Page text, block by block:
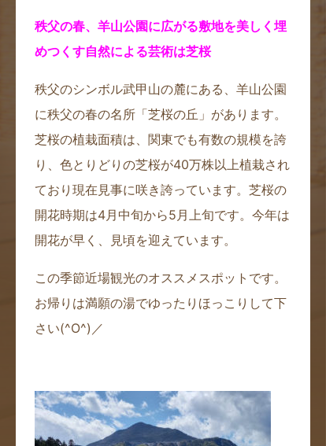
秩父の春、羊山公園に広がる敷地を美しく埋
めつくす自然による芸術は芝桜
秩父のシンボル武甲山の麓にある、羊山公園
に秩父の春の名所「芝桜の丘」があります。
芝桜の植栽面積は、関東でも有数の規模を誇
り、色とりどりの芝桜が40万株以上植栽され
ており現在見事に咲き誇っています。芝桜の
開花時期は4月中旬から5月上旬です。今年は
開花が早く、見頃を迎えています。
この季節近場観光のオススメスポットです。
お帰りは満願の湯でゆったりほっこりして下
さい(^O^)／